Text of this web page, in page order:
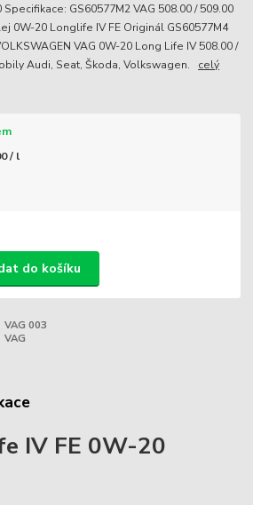
GS60577M2 VAG 508.00 / 509.00
0W-20 Longlife IV FE Originál GS60577M4
VAG 0W-20 Long Life IV 508.00 /
Audi, Seat, Škoda, Volkswagen. celý
/ l
do košíku
VAG 003
VAG
IV FE 0W-20